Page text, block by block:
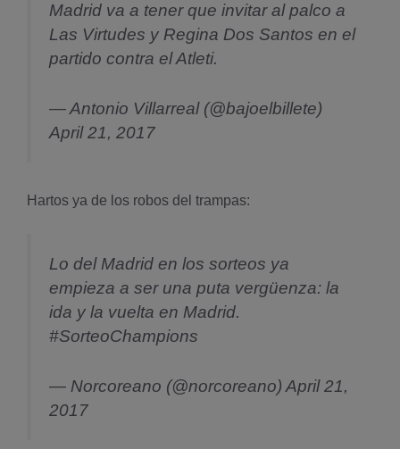
Madrid va a tener que invitar al palco a
Las Virtudes y Regina Dos Santos en el
partido contra el Atleti.
— Antonio Villarreal (@bajoelbillete)
April 21, 2017
Hartos ya de los robos del trampas:
Lo del Madrid en los sorteos ya
empieza a ser una puta vergüenza: la
ida y la vuelta en Madrid.
#SorteoChampions
— Norcoreano (@norcoreano) April 21,
2017